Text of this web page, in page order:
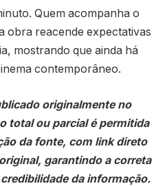
Quem acompanha o
obra reacende expectativas
mostrando que ainda há
contemporâneo.
originalmente no
total ou parcial é permitida
da fonte, com link direto
garantindo a correta
da informação.